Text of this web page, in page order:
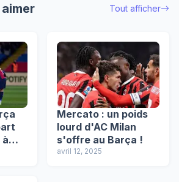
Tout afficher
Mercato : un poids
lourd d'AC Milan
s'offre au Barça !
avril 12, 2025